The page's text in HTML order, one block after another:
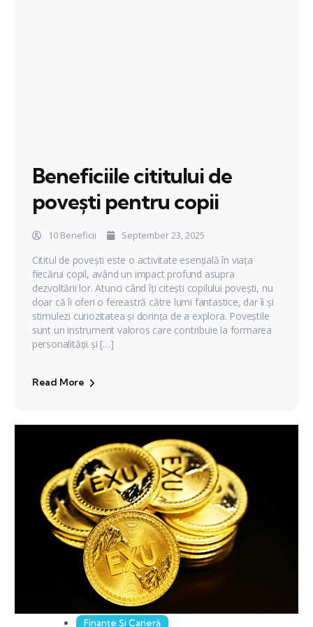
Beneficiile cititului de
povești pentru copii
10 Beneficii September 23, 2025
Cititul de povești este o activitate esențială în viața
fiecărui copil, având un impact profund asupra
dezvoltării lor. Atunci când îți citești copilului povești, nu
doar că îi oferi o fereastră către lumi fantastice, dar îi și
stimulezi curiozitatea și dorința de a explora. Poveștile
sunt un instrument valoros care contribuie la formarea
personalității și […]
Read More
Finanțe Și Carieră